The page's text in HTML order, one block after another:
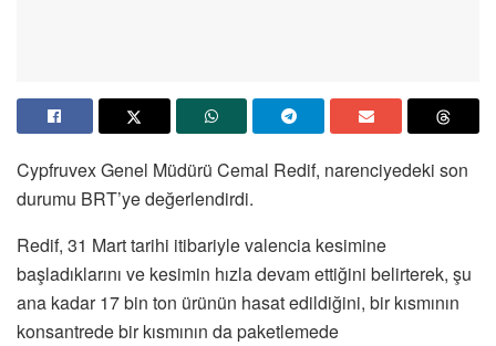
Cypfruvex Genel Müdürü Cemal Redif, narenciyedeki son
durumu BRT’ye değerlendirdi.
Redif, 31 Mart tarihi itibariyle valencia kesimine
başladıklarını ve kesimin hızla devam ettiğini belirterek, şu
ana kadar 17 bin ton ürünün hasat edildiğini, bir kısmının
konsantrede bir kısmının da paketlemede